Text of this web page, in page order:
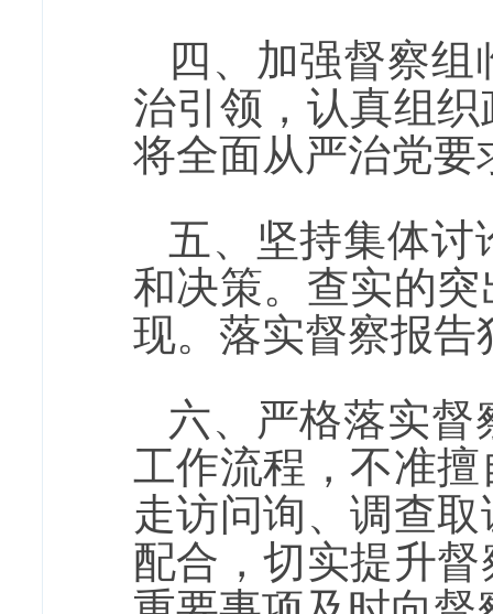
四、加强督察
治引领，认真组
将全面从严治党
五、坚持集体讨
和决策。查实的
现。落实督察报告
六、严格落实督
工作流程，不准
走访问询、调查
配合，切实提升